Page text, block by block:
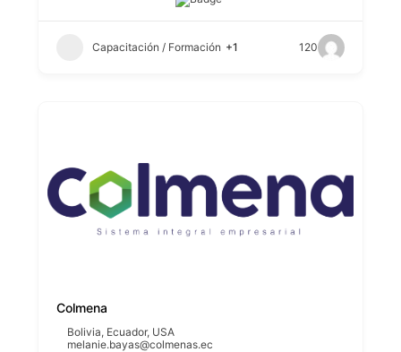
Capacitación / Formación +1 120
Colmena
Bolivia, Ecuador, USA
melanie.bayas@colmenas.ec